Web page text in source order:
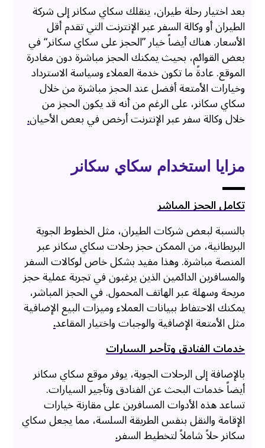
بعد اختيار رحلة طيران، ينقلك سكاي سكانر إلى شركة
الطيران أو وكالة السفر عبر الإنترنت التي تقدم أقل
الأسعار. هناك أيضاً خيار ”الحجز على سكاي سكانر“ في
بعض القوائم، بحيث يمكنك الحجز مباشرة دون مغادرة
الموقع. عادةً ما تكون خدمة العملاء وسياسة الاسترداد
وخيارات الأمتعة أفضل عند الحجز مباشرة من خلال
سكاي سكانر، على الرغم من أنه قد يكون الحجز من
خلال وكالة سفر عبر الإنترنت أرخص في بعض الأحيان.
مزايا استخدام سكاي سكانر
تكامل الحجز المباشر
بالنسبة لبعض شركات الطيران، مثل الخطوط الجوية
البريطانية، من الممكن حجز رحلات سكاي سكانر عبر
المنصة مباشرة. وهذا مفيد بشكل خاص لوكالات السفر
والمسافرين الدائمين الذين يرغبون في تجربة عملية حجز
مريحة وسهلة عبر الهاتف المحمول. في الحجز المباشر،
يمكنك الاحتفاظ ببيانات العملاء وميزات البيع الإضافية
مثل الأمتعة الإضافية والوجبات واختيار المقاعد.
خدمات الفنادق وتأجير السيارات
بالإضافة إلى الرحلات الجوية، يوفر موقع سكاي سكانر
أيضاً خدمات البحث عن الفنادق وتأجير السيارات.
تساعد هذه الأدوات المسافرين على مقارنة خيارات
الإقامة والنقل بنفس الطريقة السلسة، مما يجعل سكاي
سكانر حلاً شاملاً لتخطيط السفر.